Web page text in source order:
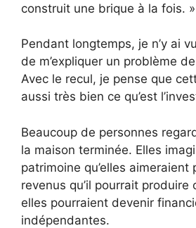
construit une brique à la fois. »
Pendant longtemps, je n’y ai
de m’expliquer un problème
Avec le recul, je pense que
aussi très bien ce qu’est
Beaucoup de personnes
la maison terminée. Elles
patrimoine qu’elles aimeraient
revenus qu’il pourrait produire
elles pourraient devenir
indépendantes.